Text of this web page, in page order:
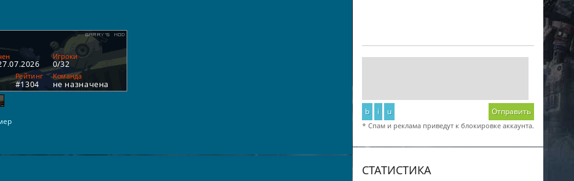
b i u Отправить
* Спам и реклама приведут к блокировке аккаунта.
СТАТИСТИКА